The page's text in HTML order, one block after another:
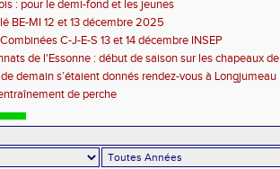
: pour le demi-fond et les jeunes
BE-MI 12 et 13 décembre 2025
C-J-E-S 13 et 14 décembre INSEP
de l'Essonne : début de saison sur les chapeaux de
demain s’étaient donnés rendez-vous à Longjumeau
de perche